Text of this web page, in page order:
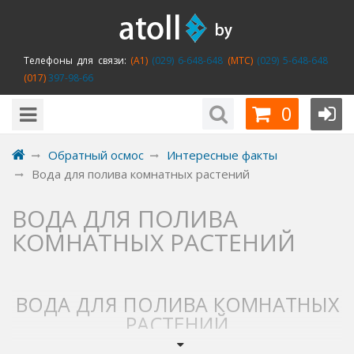
Телефоны для связи: (A1)(029) 6-648-648 (MTC)(029) 5-648-648
(017)397-98-66
0
Обратный осмос
Интересные факты
Вода для полива комнатных растений
ВОДА ДЛЯ ПОЛИВА
КОМНАТНЫХ РАСТЕНИЙ
ВОДА ДЛЯ ПОЛИВА КОМНАТНЫХ
РАСТЕНИЙ